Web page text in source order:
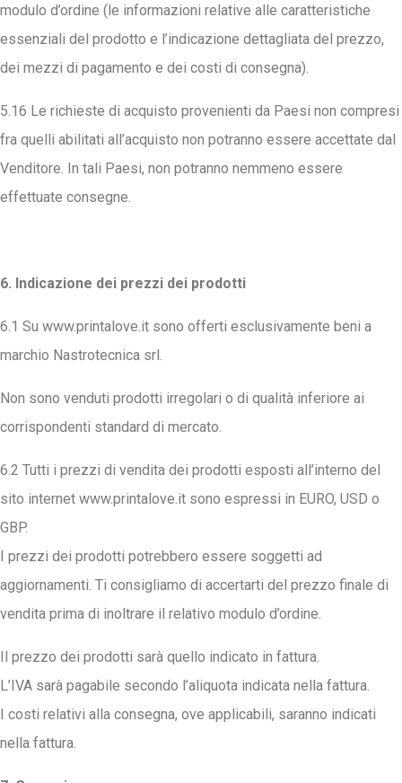
modulo d’ordine (le informazioni relative alle caratteristiche
essenziali del prodotto e l’indicazione dettagliata del prezzo,
dei mezzi di pagamento e dei costi di consegna).
5.16 Le richieste di acquisto provenienti da Paesi non compresi
fra quelli abilitati all’acquisto non potranno essere accettate dal
Venditore. In tali Paesi, non potranno nemmeno essere
effettuate consegne.
6. Indicazione dei prezzi dei prodotti
6.1 Su www.printalove.it sono offerti esclusivamente beni a
marchio Nastrotecnica srl.
Non sono venduti prodotti irregolari o di qualità inferiore ai
corrispondenti standard di mercato.
6.2 Tutti i prezzi di vendita dei prodotti esposti all’interno del
sito internet www.printalove.it sono espressi in EURO, USD o
GBP.
I prezzi dei prodotti potrebbero essere soggetti ad
aggiornamenti. Ti consigliamo di accertarti del prezzo finale di
vendita prima di inoltrare il relativo modulo d’ordine.
Il prezzo dei prodotti sarà quello indicato in fattura.
L’IVA sarà pagabile secondo l’aliquota indicata nella fattura.
I costi relativi alla consegna, ove applicabili, saranno indicati
nella fattura.